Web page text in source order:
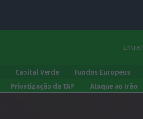
Entrar
Capital Verde Fundos Europeus
Privatização da TAP Ataque ao Irão